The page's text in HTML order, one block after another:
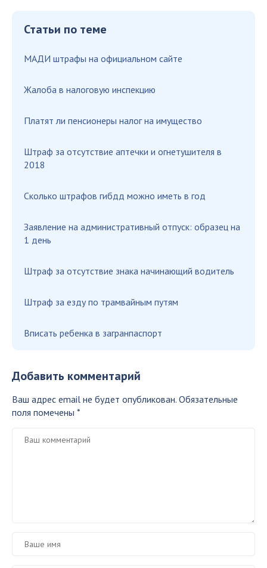
Статьи по теме
МАДИ штрафы на официальном сайте
Жалоба в налоговую инспекцию
Платят ли пенсионеры налог на имущество
Штраф за отсутствие аптечки и огнетушителя в
2018
Сколько штрафов гибдд можно иметь в год
Заявление на административный отпуск: образец на
1 день
Штраф за отсутствие знака начинающий водитель
Штраф за езду по трамвайным путям
Вписать ребенка в загранпаспорт
Добавить комментарий
Ваш адрес email не будет опубликован. Обязательные
поля помечены *